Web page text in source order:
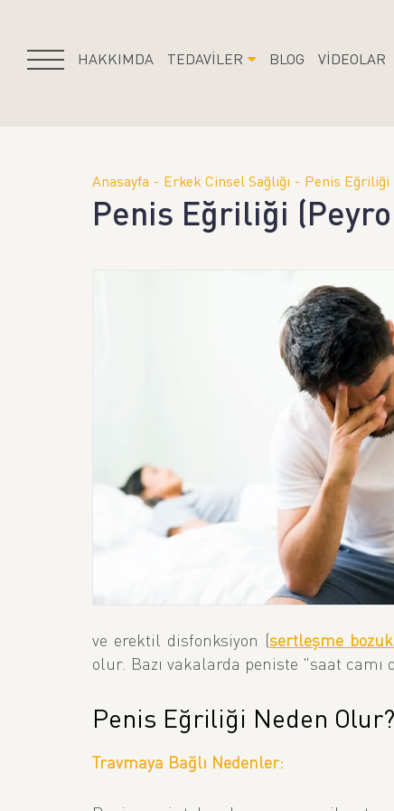
HAKKIMDA TEDAVİLER BLOG VİDEOLAR
Anasayfa Erkek Cinsel Sağlığı Penis Eğriliği
Penis Eğriliği
ve erektil disfonksiyon (sertleşme
olur. Bazı vakalarda peniste "saat
Penis Eğriliği Neden Olur?
Travmaya Bağlı Nedenler: